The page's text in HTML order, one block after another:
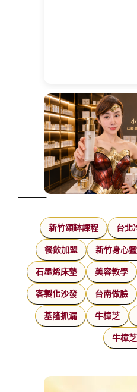
新竹頌缽課程 台北
餐飲加盟 新竹身心
石墨烯床墊 美容教學
客製化沙發 台南做臉
基隆抓漏 牛樟芝
牛樟